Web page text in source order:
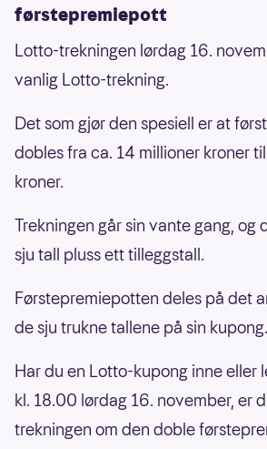
førstepremiepott
Lotto-trekningen lørdag 16.
vanlig Lotto-trekning.
Det som gjør den spesiell er at
dobles fra ca. 14 millioner kroner
kroner.
Trekningen går sin vante gang, og
sju tall pluss ett tilleggstall.
Førstepremiepotten deles på det
de sju trukne tallene på sin kupong.
Har du en Lotto-kupong inne eller
kl. 18.00 lørdag 16. november, er
trekningen om den doble